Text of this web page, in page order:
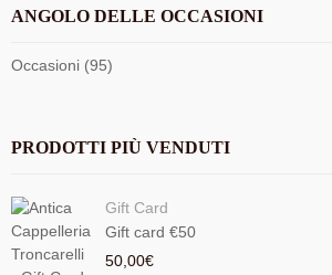
ANGOLO DELLE OCCASIONI
Occasioni (95)
PRODOTTI PIÙ VENDUTI
Gift Card
Gift card €50
50,00€